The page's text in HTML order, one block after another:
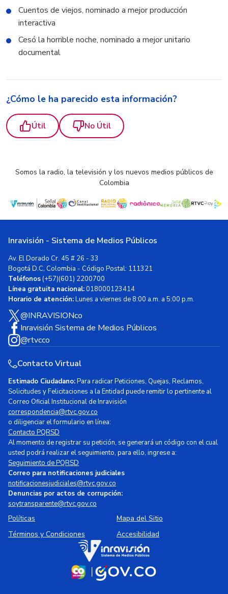
Cuentos de viejos, nominado a mejor producción
interactiva
Cesó la horrible noche, nominado a mejor unitario
documental
¿Cómo le ha parecido esta información?
Útil No Útil
Somos la radio, la televisión y los nuevos medios públicos de
Colombia
Inravisión - Sistema de Medios Públicos
Av. El Dorado Cr. 45 # 26 - 33
Bogotá D.C, Colombia - Código Postal: 111321
Teléfonos(+57)(601) 2200700
Línea gratuita nacional:018000123414
Horario de atención:Lunes a viernes de 8:00 a.m. a 5:00 p.m.
@INRAVISIONco
Inravisión Sistema de Medios Públicos
@rtvcco
Contacto Virtual
Estimado Ciudadano:Para radicar Peticiones, Quejas, Reclamos,
Solicitudes y Felicitaciones a la Entidad puede remitir lo pertinente al
Correo Oficial Institucional de Inravisión
correspondencia@rtvc.gov.co
o diligenciar el formulario en línea:
Contacto PQRSD
Al momento de registrar su petición, se generará un código con el cual
usted podrá realizar el seguimiento, para ello, ingrese a:
Seguimiento de PQRSD
Correo para notificaciones judiciales
notificacionesjudiciales@rtvc.gov.co
Denuncias por actos de corrupción:
soytransparente@rtvc.gov.co
Políticas
Mapa del Sitio
Términos y Condiciones
Accesibilidad